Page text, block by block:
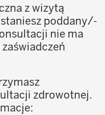
z wizytą
poddany/-
nie ma
zdrowotnej.